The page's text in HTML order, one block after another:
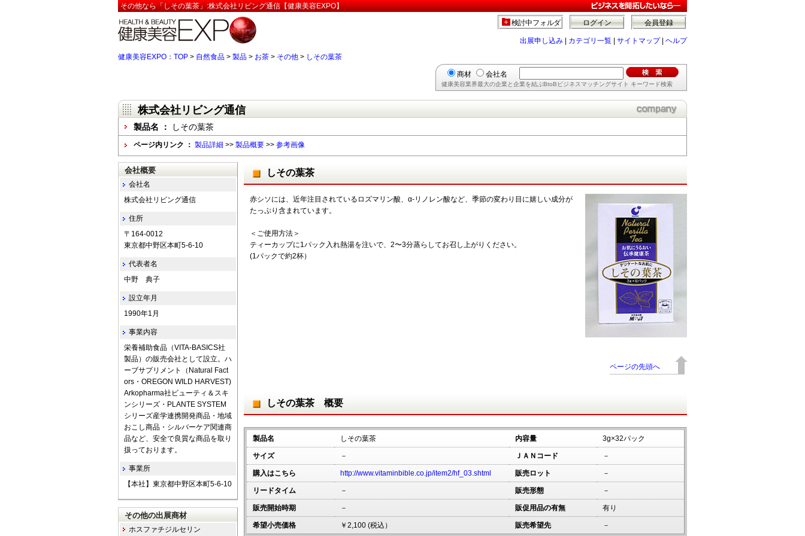
その他なら「しその葉茶」:株式会社リビング通信【健康美容EXPO】
会員登録
ログイン
検討中フォルダ
出展申し込み カテゴリ一覧 サイトマップ| ヘルプ
健康美容EXPO：TOP > 自然食品 > 製品 > お茶 > その他 > しその葉茶
商材 会社名
健康美容業界最大の企業と企業を結ぶBtoBビジネスマッチングサイト キーワード検索
株式会社リビング通信
製品名 ： しその葉茶
ページ内リンク ： 製品詳細 >> 製品概要 >> 参考画像
しその葉茶
赤シソには、近年注目されているロズマリン酸、α-リノレン酸など、季節の変わり目に嬉しい成分が
たっぷり含まれています。
＜ご使用方法＞
ティーカップに1パック入れ熱湯を注いで、2〜3分蒸らしてお召し上がりください。
(1パックで約2杯）
ページの先頭へ
しその葉茶 概要
製品名 しその葉茶 内容量 3g×32パック
サイズ － ＪＡＮコード －
購入はこちら http://www.vitaminbible.co.jp/item2/hf_03.shtml 販売ロット －
リードタイム － 販売形態 －
販売開始時期 － 販促用品の有無 有り
希望小売価格 ￥2,100 (税込） 販売希望先 －
会社概要
会社名
株式会社リビング通信
住所
〒164-0012
東京都中野区本町5-6-10
代表者名
中野 典子
設立年月
1990年1月
事業内容
栄養補助食品（VITA-BASICS社
製品）の販売会社として設立。ハ
ーブサプリメント（Natural Fact
ors・OREGON WILD HARVEST)
Arkopharma社ビューティ＆スキ
ンシリーズ・PLANTE SYSTEM
シリーズ産学連携開発商品・地域
おこし商品・シルバーケア関連商
品など、安全で良質な商品を取り
扱っております。
事業所
【本社】東京都中野区本町5-6-10
その他の出展商材
ホスファチジルセリン